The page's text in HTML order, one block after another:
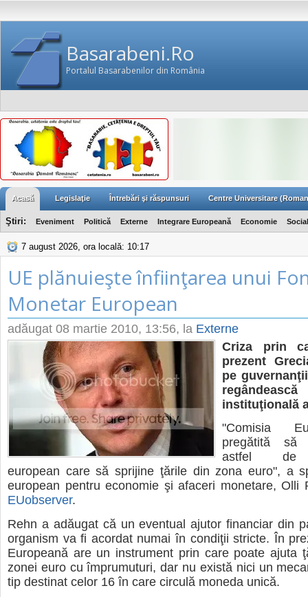
Basarabeni.Ro
Portalul Basarabenilor din România
Acasă Legislaţie Întrebări şi răspunsuri Centre Universitare
Ştiri: Eveniment Politică Externe Integrare Europeană Economie Social
7 august 2026, ora locală: 10:17
UE plănuieşte înfiinţarea unui
Monetar European
adăugat 08 martie 2010, 13:56, la Externe
Criza prin
prezent
pe
instituţională
"Comisia
pregătită să
astfel de
european care să sprijine ţările din zona euro", a
european pentru economie şi afaceri monetare, Olli
EUobserver.
Rehn a adăugat că un eventual ajutor financiar din
organism va fi acordat numai în condiţii stricte. În
Europeană are un instrument prin care poate ajuta
zonei euro cu împrumuturi, dar nu există nici un
tip destinat celor 16 în care circulă moneda unică.